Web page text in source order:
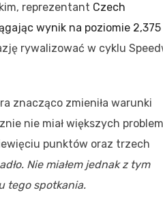
reprezentant Czech
wynik na poziomie 2,375
rywalizować w cyklu
znacząco zmieniła warunki
nie miał większych
punktów oraz trzech
Nie miałem jednak z tym
tego spotkania.